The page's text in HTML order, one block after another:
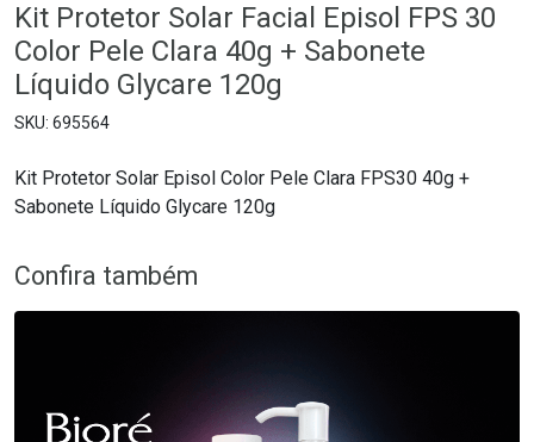
Kit Protetor Solar Facial Episol FPS 30
Color Pele Clara 40g + Sabonete
Líquido Glycare 120g
695564
Kit Protetor Solar Episol Color Pele Clara FPS30 40g +
Sabonete Líquido Glycare 120g
Confira também